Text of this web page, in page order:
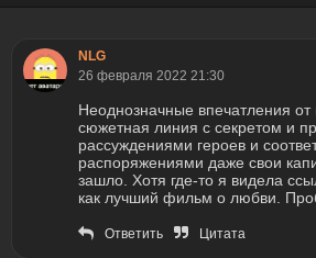
NLG
26 февраля 2022 21:30
Неоднозначные впечатления
сюжетная линия с секретом и
рассуждениями героев и
распоряжениями даже свои
зашло. Хотя где-то я видела
как лучший фильм о любви.
Ответить Цитата